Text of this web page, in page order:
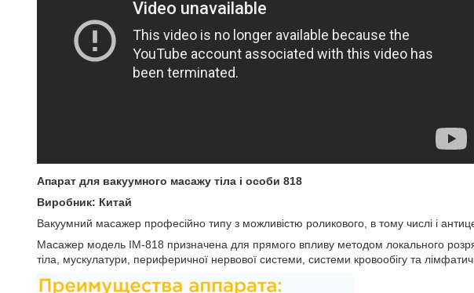
Апарат для вакуумного масажу тіла і особи 818
Виробник: Китай
Вакуумний масажер професійно типу з можливістю роликового, в тому числі і
Масажер модель IM-818 призначена для прямого впливу методом локального
тіла, мускулатури, периферичної нервової системи, системи кровообігу та